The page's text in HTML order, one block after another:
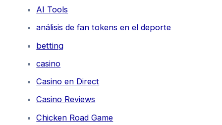
AI Tools
análisis de fan tokens en el deporte
betting
casino
Casino en Direct
Casino Reviews
Chicken Road Game